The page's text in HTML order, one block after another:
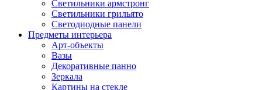
Светильники армстронг
Светильники грильято
Светодиодные панели
Предметы интерьера
Арт-объекты
Вазы
Декоративные панно
Зеркала
Картины на стекле